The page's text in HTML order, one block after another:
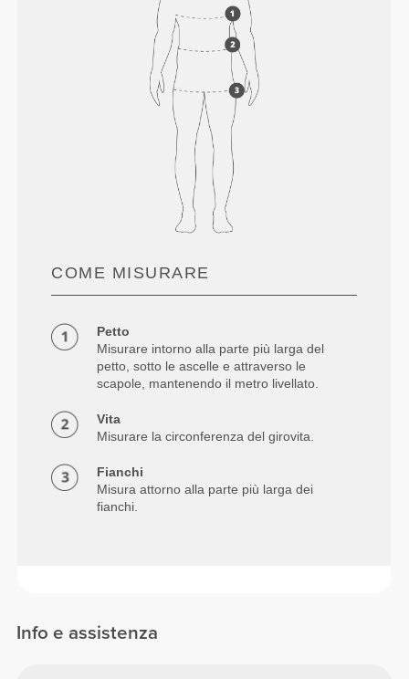
COME MISURARE
Petto
Misurare intorno alla parte più larga del
petto, sotto le ascelle e attraverso le
scapole, mantenendo il metro livellato.
Vita
Misurare la circonferenza del girovita.
Fianchi
Misura attorno alla parte più larga dei
fianchi.
Info e assistenza